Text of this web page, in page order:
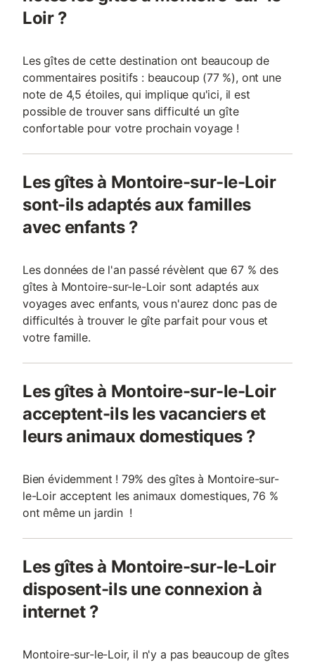
Loir ?
Les gîtes de cette destination ont beaucoup de
commentaires positifs : beaucoup (77 %), ont une
note de 4,5 étoiles, qui implique qu'ici, il est
possible de trouver sans difficulté un gîte
confortable pour votre prochain voyage !
Les gîtes à Montoire-sur-le-Loir
sont-ils adaptés aux familles
avec enfants ?
Les données de l'an passé révèlent que 67 % des
gîtes à Montoire-sur-le-Loir sont adaptés aux
voyages avec enfants, vous n'aurez donc pas de
difficultés à trouver le gîte parfait pour vous et
votre famille.
Les gîtes à Montoire-sur-le-Loir
acceptent-ils les vacanciers et
leurs animaux domestiques ?
Bien évidemment ! 79% des gîtes à Montoire-sur-
le-Loir acceptent les animaux domestiques, 76 %
ont même un jardin !
Les gîtes à Montoire-sur-le-Loir
disposent-ils une connexion à
internet ?
Montoire-sur-le-Loir, il n'y a pas beaucoup de gîtes